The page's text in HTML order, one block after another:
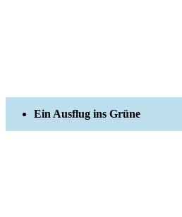
Ein Ausflug ins Grüne